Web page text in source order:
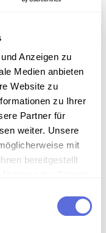
Anzeigen zu
Medien anbieten
Website zu
zu Ihrer
Partner für
weiter. Unsere
mit
bereitgestellt
Regierung.